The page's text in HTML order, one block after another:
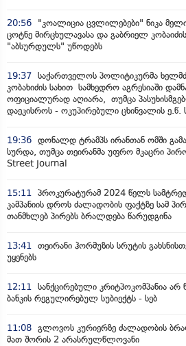
20:56
"კოალიცია ცვლილებები" ნიკა
ცოტნე მირცხულავასა და გაბრიელ
"აბსურდულს" უწოდებს
19:37 საქართველოს პოლიტიკურმა
კობახიძის სახით სამხედრო აგრესიაში
ოფიციალურად აღიარა, თუმცა
დაეკისროს - ოკუპირებული ცხინვალის ე.წ.
19:36 დონალდ ტრამპს ირანთან ომში
სურდა, თუმცა თეირანმა უფრო მკაცრი
Street Journal
15:11 პროკურატურამ 2024 წელს
კამპანიის დროს ძალადობის ფაქტზე სამ
თანმხლებ პირებს ბრალდება წარუდგინა
13:41 თეირანი ჰორმუზის სრუტის
უყენებს
12:11 სანქცირებული კრიტპოკომპანია
ბანკის რეგულირებულ სუბიექტს - სებ
11:08 გლოვოს კურიერზე ძალადობის
მათ შორის 2 არასრულწლოვანი